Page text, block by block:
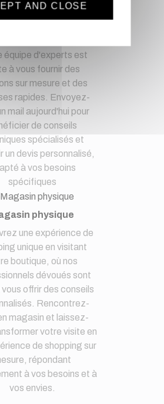
en confiant vos
équipe d'experts est
à vous fournir des
sur mesure et des
rapides. Envoyez-
mail aujourd'hui pour
de conseils
spécialisés et
un devis personnalisé,
à vos besoins
spécifiques
physique
une expérience de
unique en visitant
boutique, où nos
dévoués sont
offrir des conseils
Rencontrez-
magasin et laissez-
votre visite en
de shopping sur
répondant
à vos besoins et à
vos envies.
AND CLOSE